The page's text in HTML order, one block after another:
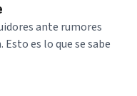
ante rumores
es lo que se sabe